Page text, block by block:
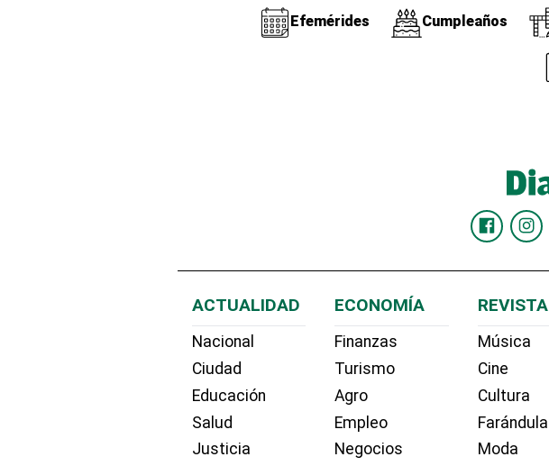
Efemérides Cumpleaños
ACTUALIDAD
Nacional
Ciudad
Educación
Salud
Justicia
ECONOMÍA
Finanzas
Turismo
Agro
Empleo
Negocios
REVISTA
Música
Cine
Cultura
Farándula
Moda